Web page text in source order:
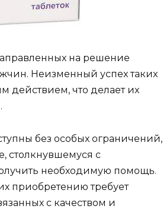
на решение
Неизменный успех таких
действием, что делает их
без особых ограничений,
столкнувшемуся с
необходимую помощь.
приобретению требует
с качеством и